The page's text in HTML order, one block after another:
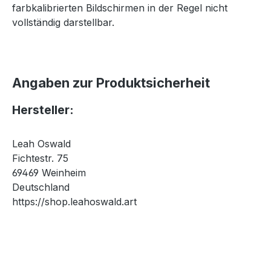
farbkalibrierten Bildschirmen in der Regel nicht
vollständig darstellbar.
Angaben zur Produktsicherheit
Hersteller:
Leah Oswald
Fichtestr. 75
69469 Weinheim
Deutschland
https://shop.leahoswald.art